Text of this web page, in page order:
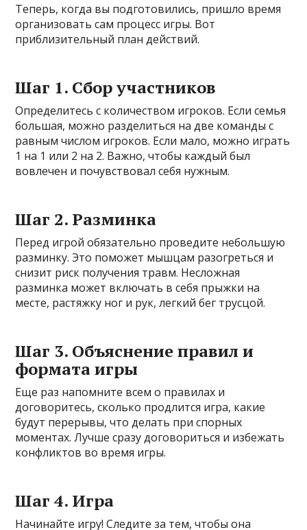
Теперь, когда вы подготовились, пришло время
организовать сам процесс игры. Вот
приблизительный план действий.
Шаг 1. Сбор участников
Определитесь с количеством игроков. Если семья
большая, можно разделиться на две команды с
равным числом игроков. Если мало, можно играть
1 на 1 или 2 на 2. Важно, чтобы каждый был
вовлечен и почувствовал себя нужным.
Шаг 2. Разминка
Перед игрой обязательно проведите небольшую
разминку. Это поможет мышцам разогреться и
снизит риск получения травм. Несложная
разминка может включать в себя прыжки на
месте, растяжку ног и рук, легкий бег трусцой.
Шаг 3. Объяснение правил и
формата игры
Еще раз напомните всем о правилах и
договоритесь, сколько продлится игра, какие
будут перерывы, что делать при спорных
моментах. Лучше сразу договориться и избежать
конфликтов во время игры.
Шаг 4. Игра
Начинайте игру! Следите за тем, чтобы она